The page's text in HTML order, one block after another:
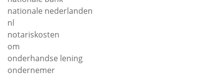
nationale nederlanden
nl
notariskosten
om
onderhandse lening
ondernemer